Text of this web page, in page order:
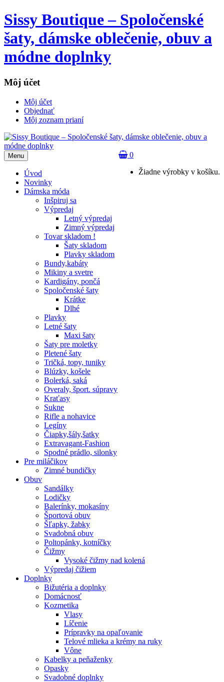
Sissy Boutique – Spoločenské
šaty, dámske oblečenie, obuv a
módne doplnky
Môj účet
Môj účet
Objednať
Môj zoznam prianí
0
Žiadne výrobky v košíku.
Menu
Úvod
Novinky
Dámska móda
Inšpiruj sa
Výpredaj
Letný výpredaj
Zimný výpredaj
Tovar skladom !
Šaty skladom
Plavky skladom
Bundy,kabáty
Mikiny a svetre
Kardigány, pončá
Spoločenské šaty
Krátke
Dlhé
Plavky
Letné šaty
Maxi šaty
Šaty pre moletky
Pletené šaty
Tričká, topy, tuniky
Blúzky, košele
Bolerká, saká
Overaly, šport. súpravy
Kraťasy
Sukne
Rifle a nohavice
Legíny
Čiapky,šály,šatky
Extravagant-Fashion
Spodné prádlo, silonky
Pre miláčikov
Zimné bundičky
Obuv
Sandálky
Lodičky
Balerínky, mokasíny
Športová obuv
Šľapky, žabky
Svadobná obuv
Poltopánky, kotníčky
Čižmy
Vysoké čižmy nad kolená
Výpredaj čižiem
Doplnky
Bižutéria a doplnky
Domácnosť
Kozmetika
Vlasy
Líčenie
Prípravky na opaľovanie
Telové mlieka a krémy na ruky
Vône
Kabelky a peňaženky
Opasky
Svadobné doplnky